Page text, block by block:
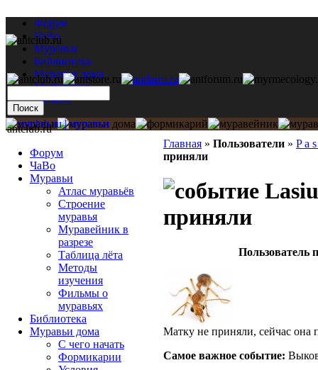
Форум
ЧаВо
Муравьи
Библиотека
Муравьи дома
Мастерская
Каталог
Главная » Пользователи » P a
приняли
приняли
Пользователь
Матку не приняли, сейчас она
Самое важное событие:
antclub.ru
Форум
ЧаВо
Муравьи
Атлас муравьёв
Строение
муравья
Муравейник в
разрезе
Таблица лёта
Методы
изучения
Фильмы о
муравьях
Библиотека
Муравьи дома
С чего начать
Формикарии